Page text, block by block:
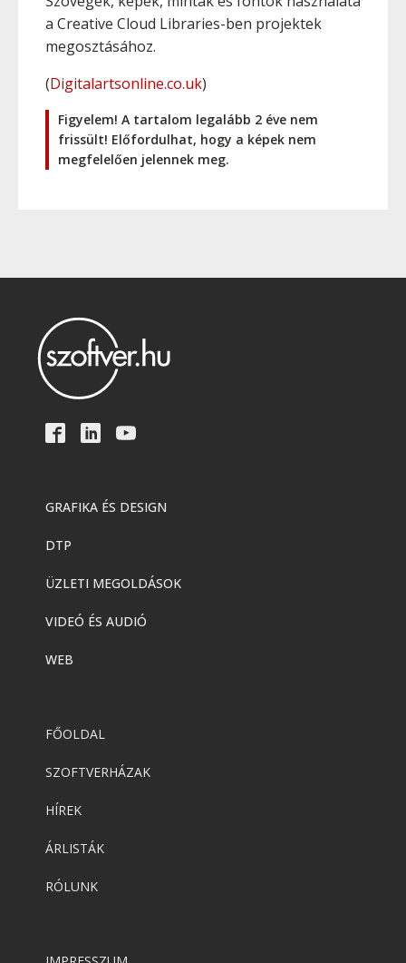
a Creative Cloud Libraries-ben projektek
megosztásához.
(Digitalartsonline.co.uk)
Figyelem! A tartalom legalább 2 éve nem
frissült! Előfordulhat, hogy a képek nem
megfelelően jelennek meg.
GRAFIKA ÉS DESIGN
DTP
ÜZLETI MEGOLDÁSOK
VIDEÓ ÉS AUDIÓ
WEB
FŐOLDAL
SZOFTVERHÁZAK
HÍREK
ÁRLISTÁK
RÓLUNK